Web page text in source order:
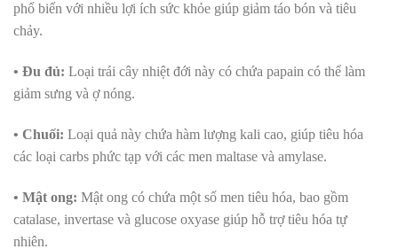
phổ biến với nhiều lợi ích sức khỏe giúp giảm táo bón và tiêu
chảy.
• Đu đủ: Loại trái cây nhiệt đới này có chứa papain có thể làm
giảm sưng và ợ nóng.
• Chuối: Loại quả này chứa hàm lượng kali cao, giúp tiêu hóa
các loại carbs phức tạp với các men maltase và amylase.
• Mật ong: Mật ong có chứa một số men tiêu hóa, bao gồm
catalase, invertase và glucose oxyase giúp hỗ trợ tiêu hóa tự
nhiên.